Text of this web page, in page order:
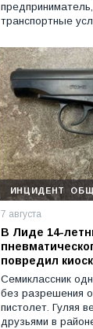
транспортные
ИНЦИДЕНТ
7 августа
В Лиде 14-
повредил киоск
Семиклассник
без разрешения
пистолет. Гуляя
друзьями в